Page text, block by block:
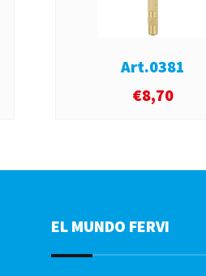
Art.0381
€8,70
EL MUNDO FERVI